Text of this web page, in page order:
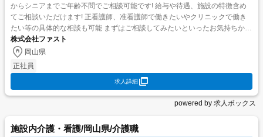
からシニアまでご年齢不問でご相談可能です! 給与や待遇、施設の特徴含め
てご相談いただけます! 正看護師、准看護師で働きたいやクリニックで働き
たい等の具体的な相談も可能 まずはご相談してみたいといったお気持ちから
のご応募でも構い...
株式会社ファスト
岡山県
正社員
求人詳細
powered by 求人ボックス
施設内介護・看護/岡山県/介護職